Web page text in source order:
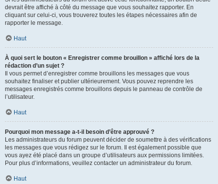
devrait être affiché à côté du message que vous souhaitez rapporter. En
cliquant sur celui-ci, vous trouverez toutes les étapes nécessaires afin de
rapporter le message.
Haut
À quoi sert le bouton « Enregistrer comme brouillon » affiché lors de la
rédaction d’un sujet ?
Il vous permet d’enregistrer comme brouillons les messages que vous
souhaitez finaliser et publier ultérieurement. Vous pouvez reprendre les
messages enregistrés comme brouillons depuis le panneau de contrôle de
l’utilisateur.
Haut
Pourquoi mon message a-t-il besoin d’être approuvé ?
Les administrateurs du forum peuvent décider de soumettre à des vérifications
les messages que vous rédigez sur le forum. Il est également possible que
vous ayez été placé dans un groupe d’utilisateurs aux permissions limitées.
Pour plus d’informations, veuillez contacter un administrateur du forum.
Haut